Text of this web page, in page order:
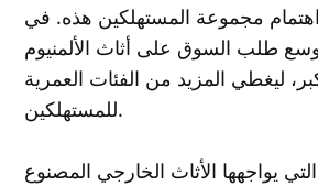
مجموعة المستهلكين هذه. في
طلب السوق على أثاث الألمنيوم
ليغطي المزيد من الفئات العمرية
للمستهلكين.
يواجهها الأثاث الخارجي المصنوع